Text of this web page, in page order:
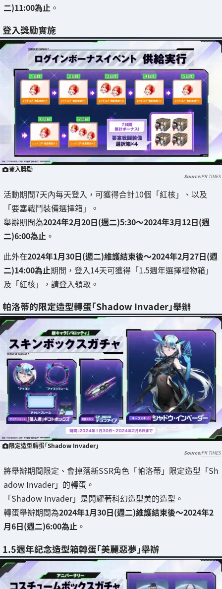
二)11:00為止 。
登入獎勵實施
登入獎勵
PR TIMES
活動期間7天內每天登入，可獲得合計10個「紅核」、以及
「要塞戰鬥裝備選擇箱」。
舉辦期間為2024年2月20日(週二)5:30～2024年3月12日(週
二)6:00為止 。
此外在2024年1月30日(週二)維護結束後～2024年2月27日(週
二)14:00為止期間，登入14天可獲得「1.5週年選擇禮物箱」
及「紅核」，請登入領取。
帕洛蒂的限定造型轉蛋「Shadow Invader」舉辦
限定造型轉蛋「Shadow Invader」
PR TIMES
將舉辦期間限定、會掉落新SSR角色「帕洛蒂」限定造型「Sh
adow Invader」的轉蛋。
「Shadow Invader」是閃耀著科幻造型美的造型。
轉蛋舉辦期間為2024年1月30日(週二)維護結束後～2024年2
月6日(週二)6:00為止 。
1.5週年紀念造型箱轉蛋「美麗惡夢」舉辦